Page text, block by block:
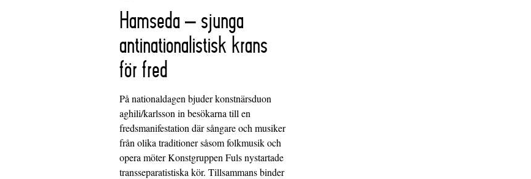
Hamseda – sjunga
antinationalistisk krans
för fred
På nationaldagen bjuder konstnärsduon
aghili/karlsson in besökarna till en
fredsmanifestation där sångare och musiker
från olika traditioner såsom folkmusik och
opera möter Konstgruppen Fuls nystartade
transseparatistiska kör. Tillsammans binder